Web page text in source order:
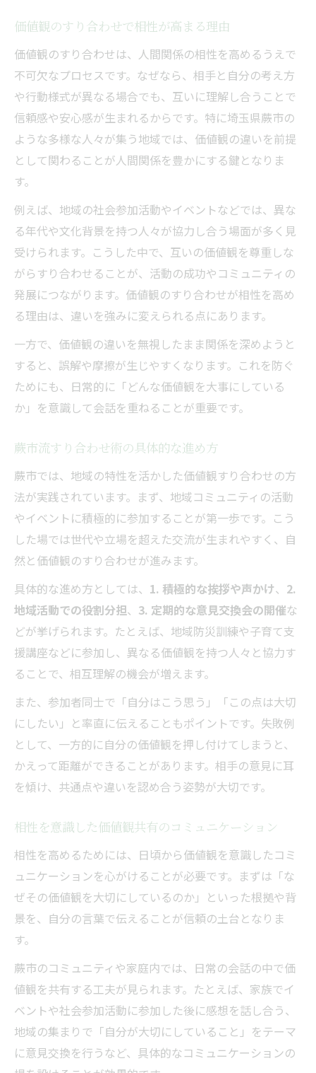
価値観のすり合わせで相性が高まる理由
価値観のすり合わせは、人間関係の相性を高めるうえで
不可欠なプロセスです。なぜなら、相手と自分の考え方
や行動様式が異なる場合でも、互いに理解し合うことで
信頼感や安心感が生まれるからです。特に埼玉県蕨市の
ような多様な人々が集う地域では、価値観の違いを前提
として関わることが人間関係を豊かにする鍵となりま
す。
例えば、地域の社会参加活動やイベントなどでは、異な
る年代や文化背景を持つ人々が協力し合う場面が多く見
受けられます。こうした中で、互いの価値観を尊重しな
がらすり合わせることが、活動の成功やコミュニティの
発展につながります。価値観のすり合わせが相性を高め
る理由は、違いを強みに変えられる点にあります。
一方で、価値観の違いを無視したまま関係を深めようと
すると、誤解や摩擦が生じやすくなります。これを防ぐ
ためにも、日常的に「どんな価値観を大事にしている
か」を意識して会話を重ねることが重要です。
蕨市流すり合わせ術の具体的な進め方
蕨市では、地域の特性を活かした価値観すり合わせの方
法が実践されています。まず、地域コミュニティの活動
やイベントに積極的に参加することが第一歩です。こう
した場では世代や立場を超えた交流が生まれやすく、自
然と価値観のすり合わせが進みます。
具体的な進め方としては、 1. 積極的な挨拶や声かけ、 2.
地域活動での役割分担、 3. 定期的な意見交換会の開催な
どが挙げられます。たとえば、地域防災訓練や子育て支
援講座などに参加し、異なる価値観を持つ人々と協力す
ることで、相互理解の機会が増えます。
また、参加者同士で「自分はこう思う」「この点は大切
にしたい」と率直に伝えることもポイントです。失敗例
として、一方的に自分の価値観を押し付けてしまうと、
かえって距離ができることがあります。相手の意見に耳
を傾け、共通点や違いを認め合う姿勢が大切です。
相性を意識した価値観共有のコミュニケーション
相性を高めるためには、日頃から価値観を意識したコミ
ュニケーションを心がけることが必要です。まずは「な
ぜその価値観を大切にしているのか」といった根拠や背
景を、自分の言葉で伝えることが信頼の土台となりま
す。
蕨市のコミュニティや家庭内では、日常の会話の中で価
値観を共有する工夫が見られます。たとえば、家族でイ
ベントや社会参加活動に参加した後に感想を話し合う、
地域の集まりで「自分が大切にしていること」をテーマ
に意見交換を行うなど、具体的なコミュニケーションの